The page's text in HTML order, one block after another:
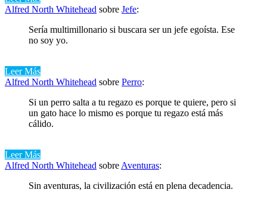
Alfred North Whitehead sobre Jefe:
Sería multimillonario si buscara ser un jefe egoísta. Ese
no soy yo.
Leer Más
Alfred North Whitehead sobre Perro:
Si un perro salta a tu regazo es porque te quiere, pero si
un gato hace lo mismo es porque tu regazo está más
cálido.
Leer Más
Alfred North Whitehead sobre Aventuras:
Sin aventuras, la civilización está en plena decadencia.